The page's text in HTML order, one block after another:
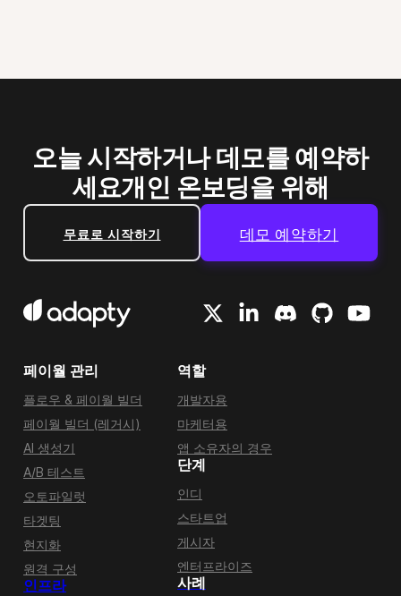
오늘 시작하거나 데모를 예약하
세요개인 온보딩을 위해
무료로 시작하기 데모 예약하기
페이월 관리
플로우 & 페이월 빌더
페이월 빌더 (레거시)
AI 생성기
A/B 테스트
오토파일럿
타겟팅
현지화
원격 구성
인프라
역할
개발자용
마케터용
앱 소유자의 경우
단계
인디
스타트업
게시자
엔터프라이즈
사례